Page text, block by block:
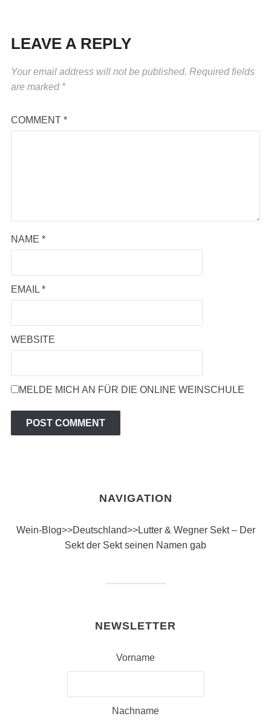
LEAVE A REPLY
Your email address will not be published. Required fields
are marked *
COMMENT *
NAME *
EMAIL *
WEBSITE
MELDE MICH AN FÜR DIE ONLINE WEINSCHULE
NAVIGATION
Wein-Blog>>Deutschland>>Lutter & Wegner Sekt – Der
Sekt der Sekt seinen Namen gab
NEWSLETTER
Vorname
Nachname